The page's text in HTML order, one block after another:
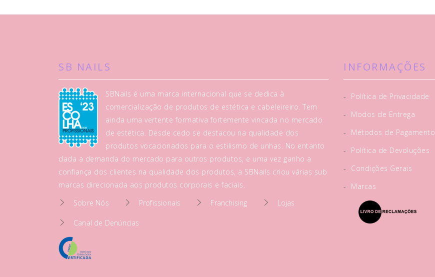
SB NAILS
SBNails é uma marca internacional que se dedica à
comercialização de produtos de estética e cabeleireiro. Tem
ainda uma vertente formativa fortemente vincada no mercado
de estética. Desde cedo se destacou na qualidade dos
produtos vocacionados para o estilismo de unhas. No entanto
dada a demanda do mercado para outros produtos, e uma vez ganho a
confiança dos clientes na qualidade dos produtos, a SBNails criou várias sub
marcas direcionada aos produtos corporais e faciais.
Sobre Nós
Profissionais Franchising Lojas
Canal de Denúncias
INFORMAÇÕES
-
Política de Privacidade
-
Modos de Entrega
-
Métodos de Pagamento
-
Política de Devoluções
-
Condições Gerais
-
Marcas